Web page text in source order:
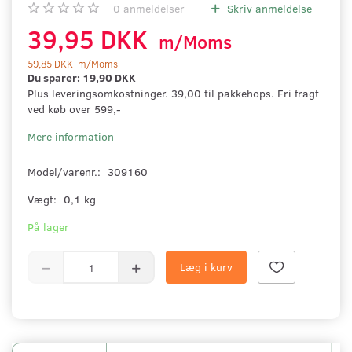
0 anmeldelser Skriv anmeldelse
39,95 DKK m/Moms
59,85 DKKm/Moms
Du sparer: 19,90 DKK
Plus leveringsomkostninger. 39,00 til pakkehops. Fri fragt
ved køb over 599,-
Mere information
Model/varenr.: 309160
Vægt: 0,1 kg
På lager
Læg i kurv